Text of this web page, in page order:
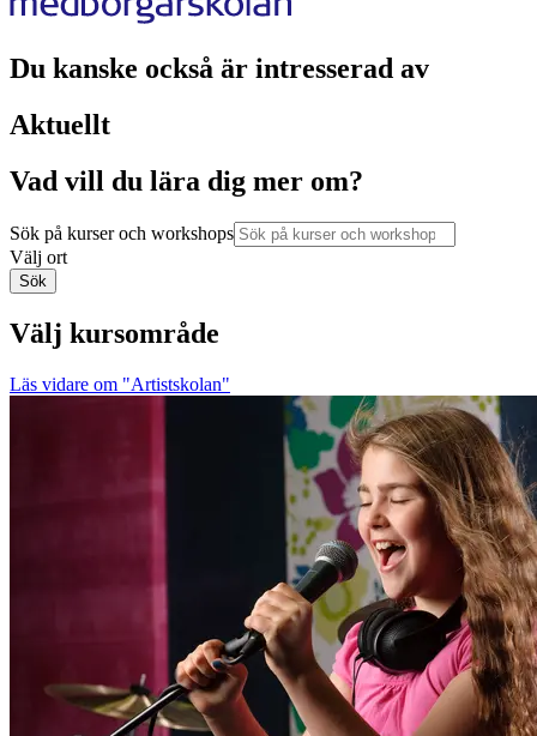
Du kanske också är intresserad av
Aktuellt
Vad vill du lära dig mer om?
Sök på kurser och workshops
Välj ort
Sök
Välj kursområde
Läs vidare om "Artistskolan"